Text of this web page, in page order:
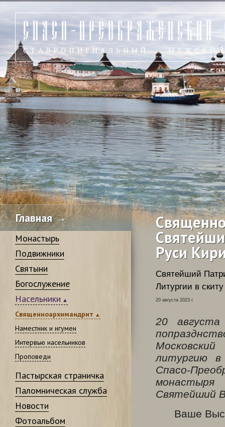
Главная →
Монастырь
Подвижники
Святыни
Богослужение
Насельники
Священноархимандрит
Наместник и игумен
Интервью насельников
Проповеди
Пастырская страничка
Паломническая служба
Новости
Фотоальбом
Руси
Святейший
Литургии в
20 августа 2023 г.
20
литургию в
Спасо-
монастыря
Святейший
Ваше